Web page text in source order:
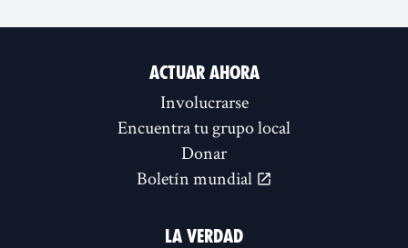
ACTUAR AHORA
Involucrarse
Encuentra tu grupo local
Donar
Boletín mundial
LA VERDAD